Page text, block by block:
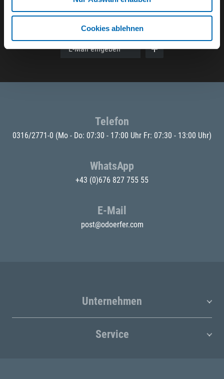
Cookies ablehnen
E-Mail eingeben
Telefon
0316/2771-0 (Mo - Do: 07:30 - 17:00 Uhr Fr: 07:30 - 13:00 Uhr)
WhatsApp
+43 (0)676 827 755 55
E-Mail
post@odoerfer.com
Unternehmen
Service